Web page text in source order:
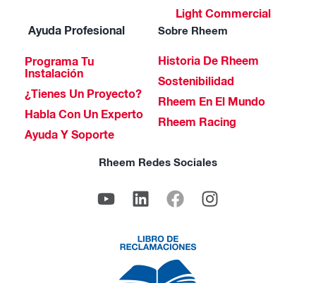
Light Commercial
Ayuda Profesional
Programa Tu
Instalación
¿Tienes Un Proyecto?
Habla Con Un Experto
Ayuda Y Soporte
Sobre Rheem
Historia De Rheem
Sostenibilidad
Rheem En El Mundo
Rheem Racing
Rheem Redes Sociales